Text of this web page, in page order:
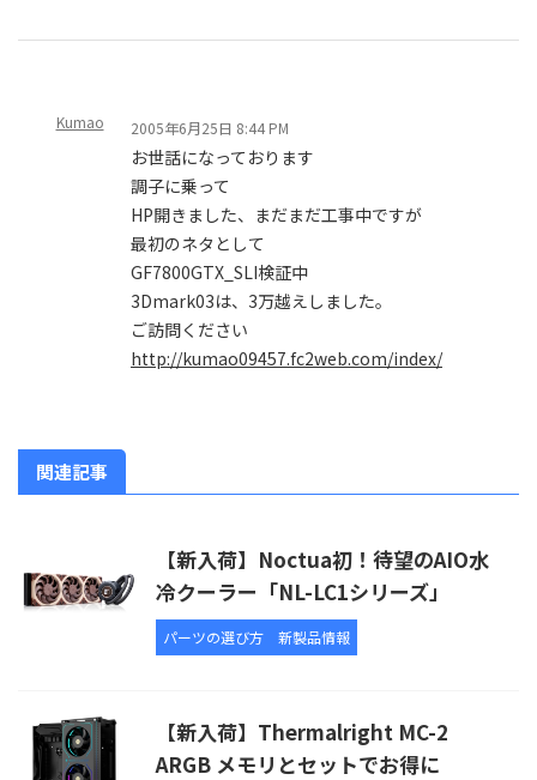
Kumao 2005年6月25日 8:44 PM
お世話になっております
調子に乗って
HP開きました、まだまだ工事中ですが
最初のネタとして
GF7800GTX_SLI検証中
3Dmark03は、3万越えしました。
ご訪問ください
http://kumao09457.fc2web.com/index/
関連記事
【新入荷】Noctua初！待望のAIO水
冷クーラー「NL-LC1シリーズ」
パーツの選び方 新製品情報
【新入荷】Thermalright MC-2
ARGB メモリとセットでお得に